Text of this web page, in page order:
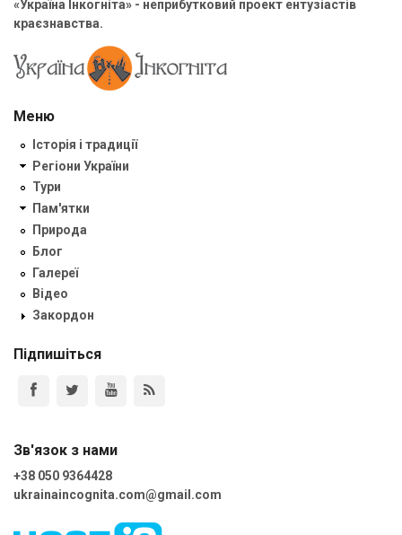
«Україна Інкогніта» - неприбутковий проект ентузіастів
краєзнавства.
Меню
Історія і традиції
Регіони України
Тури
Пам'ятки
Природа
Блог
Галереї
Відео
Закордон
Підпишіться
Зв'язок з нами
+38 050 9364428
ukrainaincognita.com@gmail.com